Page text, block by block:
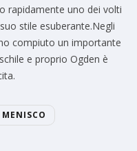
rapidamente uno dei volti
stile esuberante.Negli
compiuto un importante
e proprio Ogden è
MENISCO